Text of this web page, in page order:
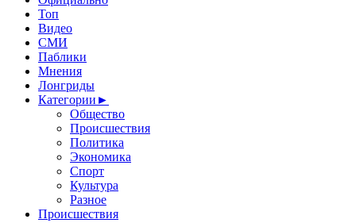
Топ
Видео
СМИ
Паблики
Мнения
Лонгриды
Категории ►
Общество
Происшествия
Политика
Экономика
Спорт
Культура
Разное
Происшествия